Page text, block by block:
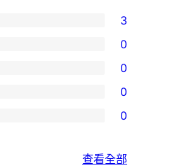
3
0
0
0
0
查看全部